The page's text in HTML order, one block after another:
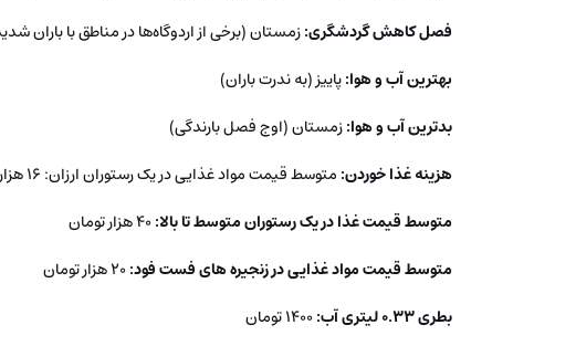
فصل کاهش گردشگری:زمستان (برخی از اردوگاه‌ها در مناطق با باران
بهترین آب و هوا:پاییز (به ندرت باران)
بدترین آب و هوا:زمستان (اوج فصل بارندگی)
هزینه غذا خوردن: متوسط قیمت مواد غذایی در یک رستوران ارزان: 16 هزار تومان
متوسط قیمت غذا در یک رستوران متوسط تا بالا:40 هزار تومان
متوسط قیمت مواد غذایی در زنجیره های فست فود:20 هزار تومان
بطری 0.33 لیتری آب:
1400 تومان